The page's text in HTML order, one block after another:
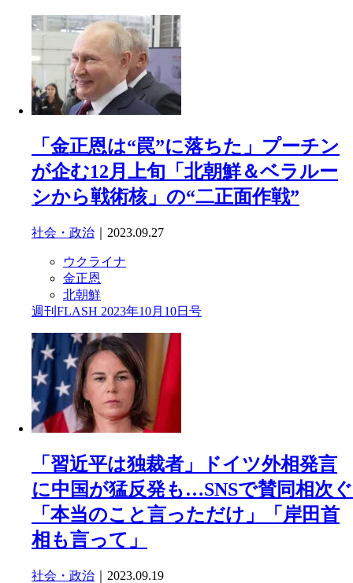
「金正恩は“罠”に落ちた」プーチン
が企む12月上旬「北朝鮮＆ベラルー
シから戦術核」の“二正面作戦”
社会・政治 ｜2023.09.27
ウクライナ
金正恩
北朝鮮
週刊FLASH 2023年10月10日号
「習近平は独裁者」ドイツ外相発言
に中国が猛反発も…SNSで賛同相次ぐ
「本当のこと言っただけ」「岸田首
相も言って」
社会・政治 ｜2023.09.19